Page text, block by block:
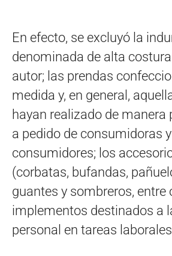
En efecto, se excluyó la
denominada de alta
autor; las prendas
medida y, en general,
hayan realizado de manera
a pedido de consumidoras y
consumidores; los
(corbatas, bufandas,
guantes y sombreros, entre
implementos destinados a
personal en tareas